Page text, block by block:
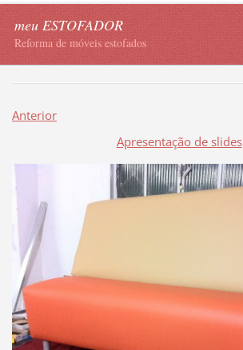
meu ESTOFADOR
Reforma de móveis estofados
Anterior
Apresentação de slides